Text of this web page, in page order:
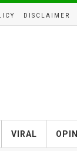
DISCLAIMER
VIRAL OPINI